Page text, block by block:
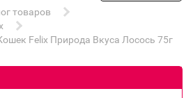
товаров
Felix Природа Вкуса Лосось 75г